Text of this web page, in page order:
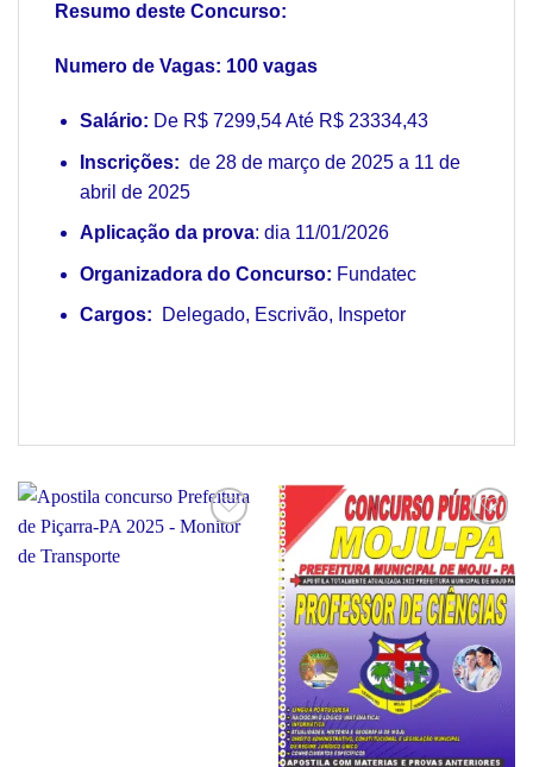
Resumo deste Concurso:
Numero de Vagas: 100 vagas
Salário: De R$ 7299,54 Até R$ 23334,43
Inscrições: de 28 de março de 2025 a 11 de
abril de 2025
Aplicação da prova: dia 11/01/2026
Organizadora do Concurso: Fundatec
Cargos: Delegado, Escrivão, Inspetor
Add to
Add to
wishlist